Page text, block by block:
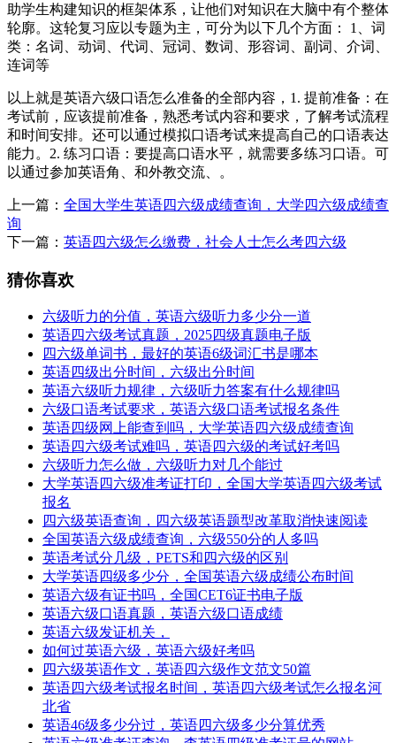
助学生构建知识的框架体系，让他们对知识在大脑中有个整体
轮廓。这轮复习应以专题为主，可分为以下几个方面： 1、词
类：名词、动词、代词、冠词、数词、形容词、副词、介词、
连词等
以上就是英语六级口语怎么准备的全部内容，1. 提前准备：在
考试前，应该提前准备，熟悉考试内容和要求，了解考试流程
和时间安排。还可以通过模拟口语考试来提高自己的口语表达
能力。2. 练习口语：要提高口语水平，就需要多练习口语。可
以通过参加英语角、和外教交流、。
上一篇： 全国大学生英语四六级成绩查询，大学四六级成绩查
询
下一篇： 英语四六级怎么缴费，社会人士怎么考四六级
猜你喜欢
六级听力的分值，英语六级听力多少分一道
英语四六级考试真题，2025四级真题电子版
四六级单词书，最好的英语6级词汇书是哪本
英语四级出分时间，六级出分时间
英语六级听力规律，六级听力答案有什么规律吗
六级口语考试要求，英语六级口语考试报名条件
英语四级网上能查到吗，大学英语四六级成绩查询
英语四六级考试难吗，英语四六级的考试好考吗
六级听力怎么做，六级听力对几个能过
大学英语四六级准考证打印，全国大学英语四六级考试
报名
四六级英语查询，四六级英语题型改革取消快速阅读
全国英语六级成绩查询，六级550分的人多吗
英语考试分几级，PETS和四六级的区别
大学英语四级多少分，全国英语六级成绩公布时间
英语六级有证书吗，全国CET6证书电子版
英语六级口语真题，英语六级口语成绩
英语六级发证机关，
如何过英语六级，英语六级好考吗
四六级英语作文，英语四六级作文范文50篇
英语四六级考试报名时间，英语四六级考试怎么报名河
北省
英语46级多少分过，英语四六级多少分算优秀